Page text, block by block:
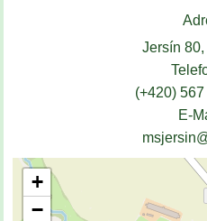
Ad
Jersín 80,
(+420) 567
E-
+
−